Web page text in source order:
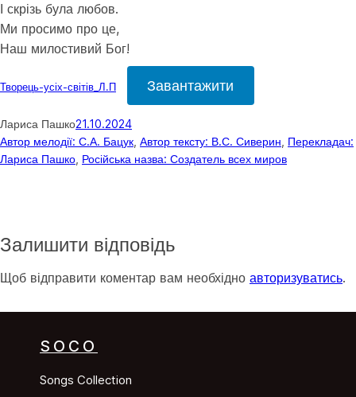
І скрізь була любов.
Ми просимо про це,
Наш милостивий Бог!
Творець-усіх-світів_Л.П Завантажити
Лариса Пашко21.10.2024
Автор мелодії: С.А. Бацук Автор тексту: В.С. Сиверин Перекладач:
Лариса Пашко Російська назва: Создатель всех миров
Залишити відповідь
Щоб відправити коментар вам необхідно авторизуватись.
SOCO
Songs Collection